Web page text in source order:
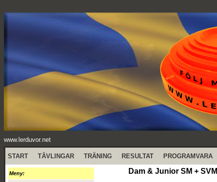
www.lerduvor.net
START TÄVLINGAR TRÄNING RESULTAT PROGRAMVARA
Meny: Dam & Junior SM +